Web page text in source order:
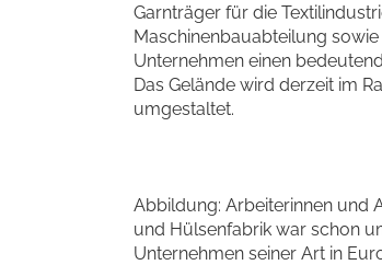
Garnträger für die
Maschinenbauabteilung
Unternehmen einen
Das Gelände wird derzeit im
umgestaltet.
Abbildung: Arbeiterinnen und
und Hülsenfabrik war schon
Unternehmen seiner Art in